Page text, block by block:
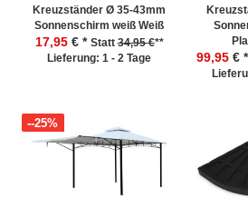
Kreuzständer Ø 35-43mm
Sonnenschirm weiß Weiß
17,95 € * Statt34,95 €**
Lieferung: 1 - 2 Tage
99,95 € *
--25%